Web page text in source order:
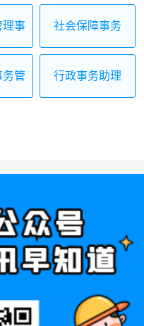
事
社会保障事务
管
行政事务助理